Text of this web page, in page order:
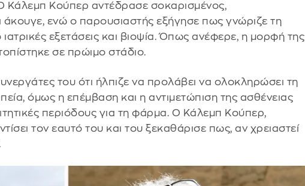
Ο Κάλεμπ Κούπερ αντέδρασε σοκαρισμένος,
ενώ ο παρουσιαστής εξήγησε πως γνώριζε τη
εξετάσεις και βιοψία. Όπως ανέφερε, η μορφή της
σε πρώιμο στάδιο.
του ότι ήλπιζε να προλάβει να ολοκληρώσει τη
όμως η επέμβαση και η αντιμετώπιση της ασθένειας
περιόδους για τη φάρμα. Ο Κάλεμπ Κούπερ,
τον εαυτό του και του ξεκαθάρισε πως, αν χρειαστεί